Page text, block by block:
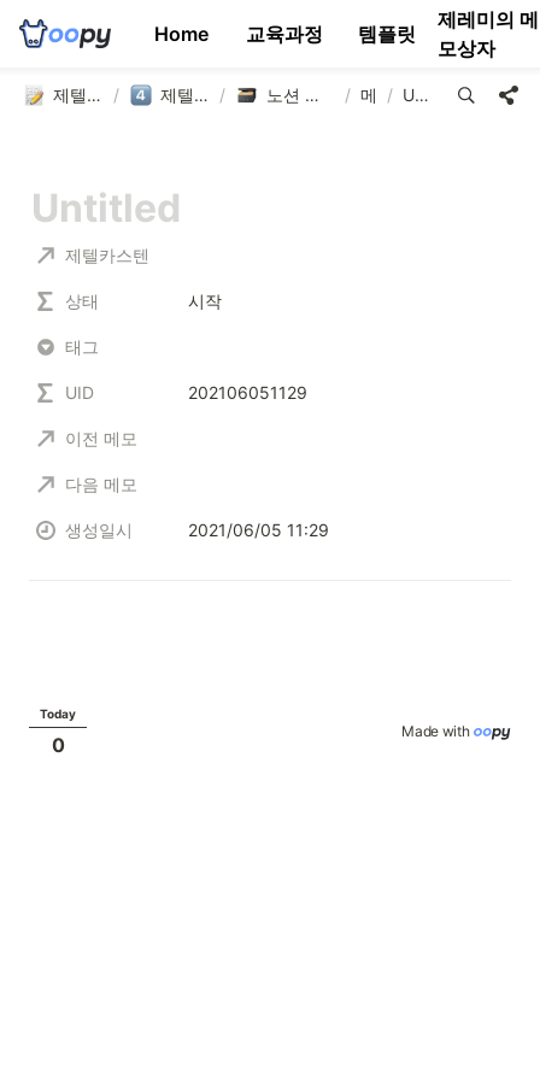
제텔카스텐 연구소 / 제텔카스텐 템플릿 / 노션 제텔카스텐 템플릿 / 메모/ Untitled
제텔카스텐
상태 시작
태그
UID 202106051129
이전 메모
다음 메모
생성일시 2021/06/05 11:29
Today
0
Made with
Home 교육과정 템플릿
제레미의 메
모상자